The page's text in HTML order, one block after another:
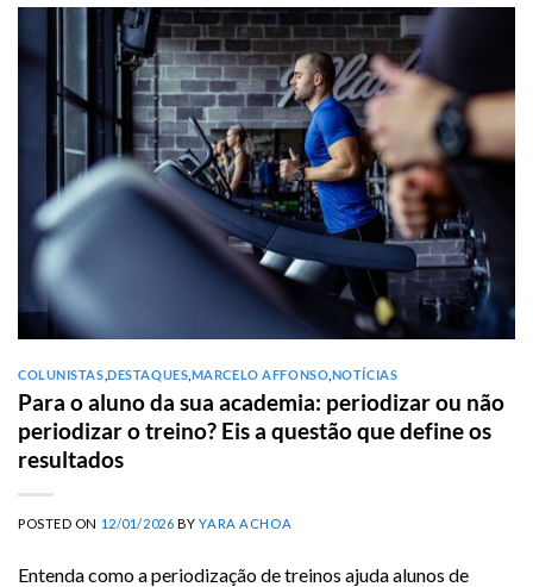
COLUNISTAS ,DESTAQUES MARCELO AFFONSO NOTÍCIAS
Para o aluno da sua academia: periodizar ou não
periodizar o treino? Eis a questão que define os
resultados
POSTED ON 12/01/2026 BYYARA ACHOA
Entenda como a periodização de treinos ajuda alunos de